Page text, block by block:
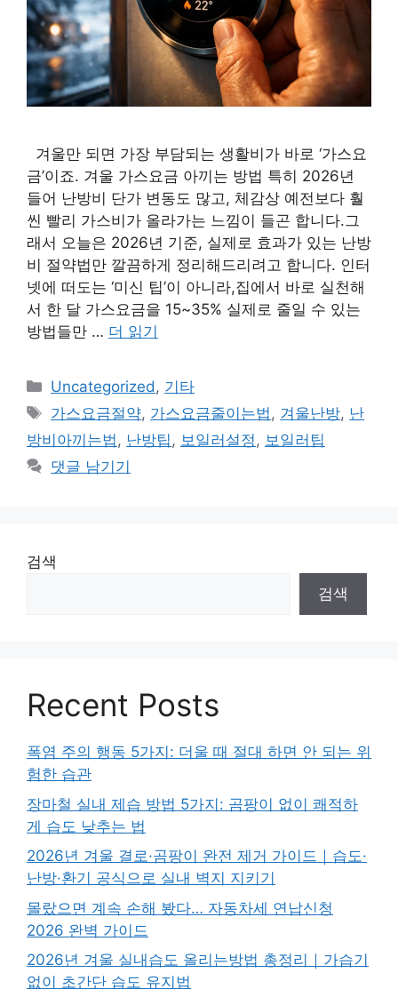
겨울만 되면 가장 부담되는 생활비가 바로 ‘가스요
금’이죠. 겨울 가스요금 아끼는 방법 특히 2026년
들어 난방비 단가 변동도 많고, 체감상 예전보다 훨
씬 빨리 가스비가 올라가는 느낌이 들곤 합니다.그
래서 오늘은 2026년 기준, 실제로 효과가 있는 난방
비 절약법만 깔끔하게 정리해드리려고 합니다. 인터
넷에 떠도는 ‘미신 팁’이 아니라,집에서 바로 실천해
서 한 달 가스요금을 15~35% 실제로 줄일 수 있는
방법들만 … 더 읽기
카
테
리
Uncategorized, 기타
태
그
가스요금절약, 가스요금줄이는법, 겨울난방, 난
방비아끼는법, 난방팁, 보일러설정, 보일러팁
댓글 남기기
검색
검색
Recent Posts
폭염 주의 행동 5가지: 더울 때 절대 하면 안 되는 위
험한 습관
장마철 실내 제습 방법 5가지: 곰팡이 없이 쾌적하
게 습도 낮추는 법
2026년 겨울 결로·곰팡이 완전 제거 가이드｜습도·
난방·환기 공식으로 실내 벽지 지키기
몰랐으면 계속 손해 봤다… 자동차세 연납신청
2026 완벽 가이드
2026년 겨울 실내습도 올리는방법 총정리｜가습기
없이 초간단 습도 유지법